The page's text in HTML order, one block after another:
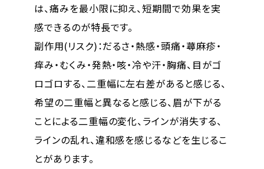
で、自然で美しい二重を形成します。この技術
は、痛みを最小限に抑え、短期間で効果を実
感できるのが特長です。
副作用(リスク)：だるさ・熱感・頭痛・蕁麻疹・
痒み・むくみ・発熱・咳・冷や汗・胸痛、目がゴ
ロゴロする、二重幅に左右差があると感じる、
希望の二重幅と異なると感じる、眉が下がる
ことによる二重幅の変化、ラインが消失する、
ラインの乱れ、違和感を感じるなどを生じるこ